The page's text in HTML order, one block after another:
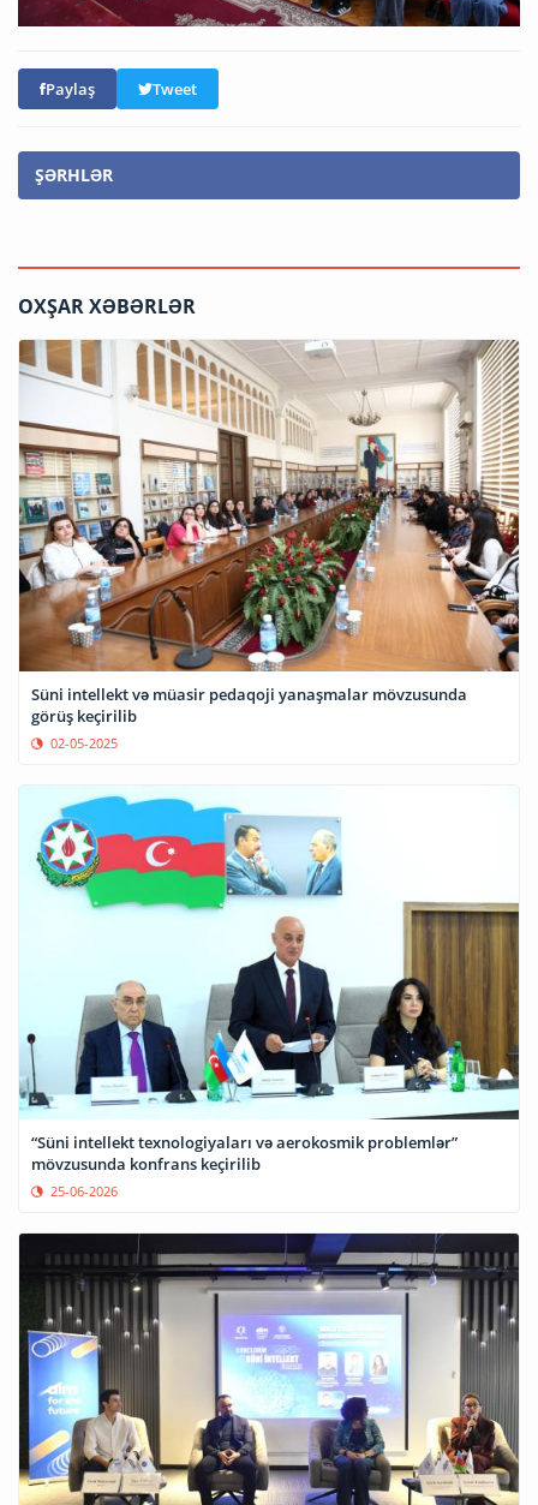
Paylaş Tweet
ŞƏRHLƏR
OXŞAR XƏBƏRLƏR
Süni intellekt və müasir pedaqoji yanaşmalar mövzusunda
görüş keçirilib
02-05-2025
“Süni intellekt texnologiyaları və aerokosmik problemlər”
mövzusunda konfrans keçirilib
25-06-2026